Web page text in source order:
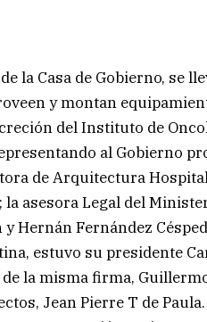
la Casa de Gobierno, se
y montan
del Instituto de
al Gobierno
de Arquitectura
la asesora Legal del
Hernán Fernández
estuvo su presidente
la misma firma,
Jean Pierre T de Paula.